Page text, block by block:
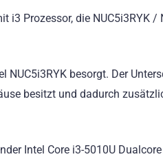
i3 Prozessor, die
NUC5i3RYK besorgt. Der
besitzt und dadurch
Intel Core i3-5010U